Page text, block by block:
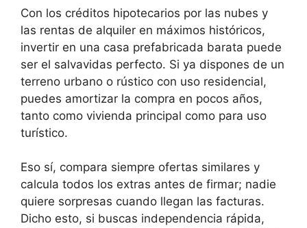
Con los créditos hipotecarios por las nubes y
las rentas de alquiler en máximos históricos,
invertir en una casa prefabricada barata puede
ser el salvavidas perfecto. Si ya dispones de un
terreno urbano o rústico con uso residencial,
puedes amortizar la compra en pocos años,
tanto como vivienda principal como para uso
turístico.
Eso sí, compara siempre ofertas similares y
calcula todos los extras antes de firmar; nadie
quiere sorpresas cuando llegan las facturas.
Dicho esto, si buscas independencia rápida,